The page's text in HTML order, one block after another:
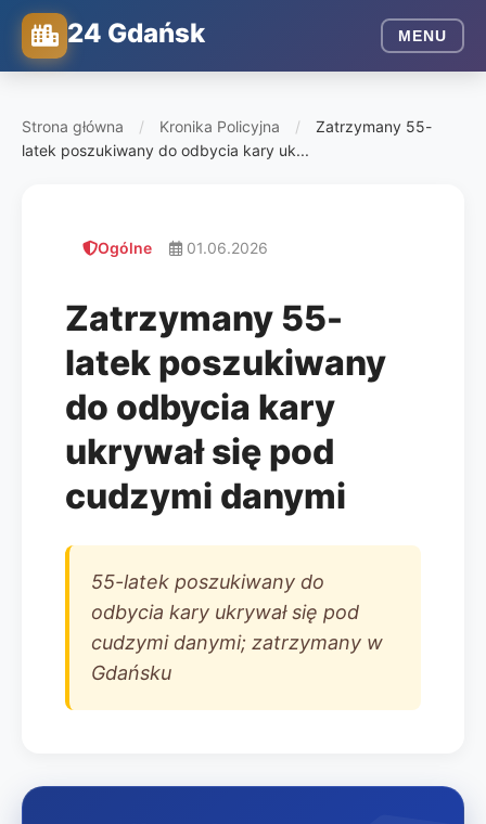
24 Gdańsk MENU
Strona główna / Kronika Policyjna /
Zatrzymany 55-
latek poszukiwany do odbycia kary uk...
Ogólne 01.06.2026
Zatrzymany 55-
latek poszukiwany
do odbycia kary
ukrywał się pod
cudzymi danymi
55-latek poszukiwany do
odbycia kary ukrywał się pod
cudzymi danymi; zatrzymany w
Gdańsku